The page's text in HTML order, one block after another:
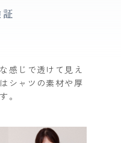
感じで透けて見え
シャツの素材や厚
。